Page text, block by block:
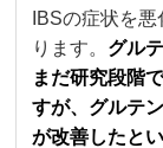
IBSの症状を
ります。 グル
まだ研究段階
すが、グルテ
が改善したと